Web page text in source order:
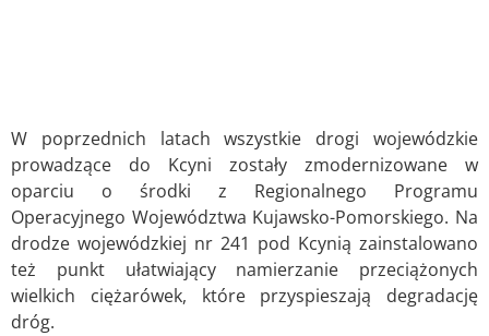
W poprzednich latach wszystkie drogi wojewódzkie
prowadzące do Kcyni zostały zmodernizowane w
oparciu o środki z Regionalnego Programu
Operacyjnego Województwa Kujawsko-Pomorskiego. Na
drodze wojewódzkiej nr 241 pod Kcynią zainstalowano
też punkt ułatwiający namierzanie przeciążonych
wielkich ciężarówek, które przyspieszają degradację
dróg.